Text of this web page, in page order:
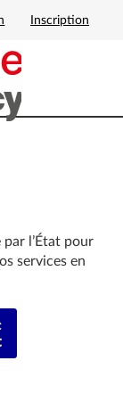
Inscription
l’État pour
services en
FranceConnect